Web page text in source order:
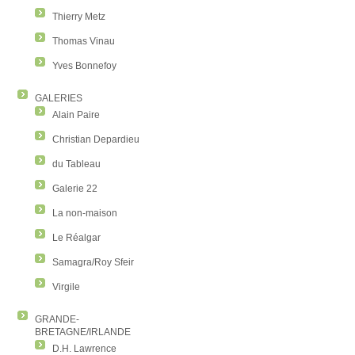
Thierry Metz
Thomas Vinau
Yves Bonnefoy
GALERIES
Alain Paire
Christian Depardieu
du Tableau
Galerie 22
La non-maison
Le Réalgar
Samagra/Roy Sfeir
Virgile
GRANDE-
BRETAGNE/IRLANDE
D.H. Lawrence